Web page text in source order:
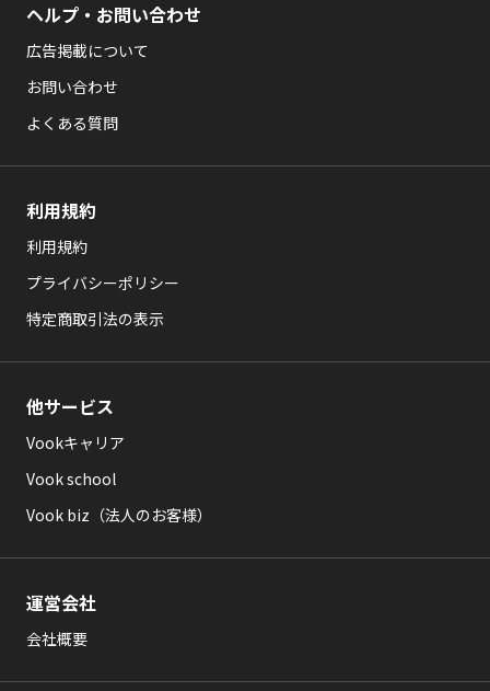
ヘルプ・お問い合わせ
広告掲載について
お問い合わせ
よくある質問
利用規約
利用規約
プライバシーポリシー
特定商取引法の表示
他サービス
Vookキャリア
Vook school
Vook biz（法人のお客様）
運営会社
会社概要